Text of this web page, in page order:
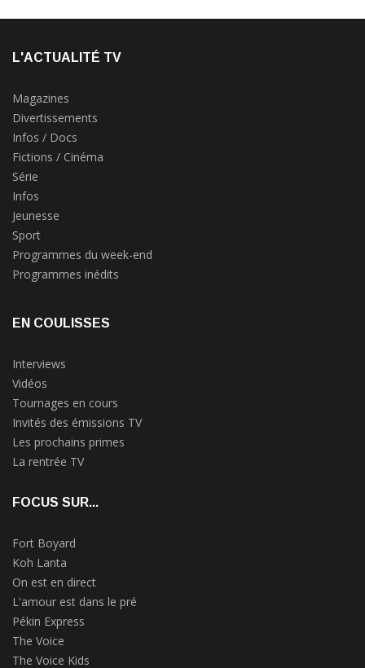
L'ACTUALITÉ TV
Magazines
Divertissements
Infos / Docs
Fictions / Cinéma
Série
Infos
Jeunesse
Sport
Programmes du week-end
Programmes inédits
EN COULISSES
Interviews
Vidéos
Tournages en cours
Invités des émissions TV
Les prochains primes
La rentrée TV
FOCUS SUR...
Fort Boyard
Koh Lanta
On est en direct
L'amour est dans le pré
Pékin Express
The Voice
The Voice Kids